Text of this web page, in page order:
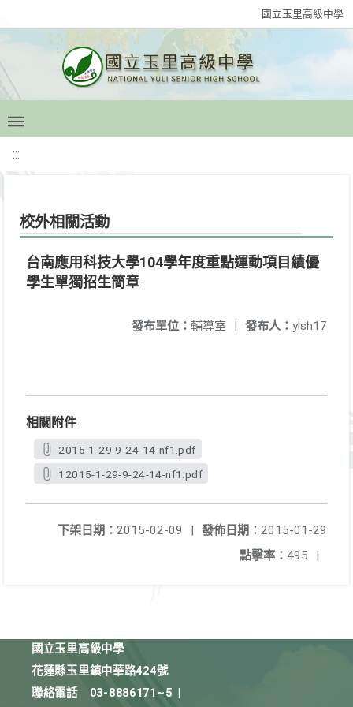
國立玉里高級中學
:::
校外相關活動
台南應用科技大學104學年度重點運動項目績優
學生單獨招生簡章
發布人： ylsh17
發布單位： 輔導室 |
相關附件
2015-1-29-9-24-14-nf1.pdf
12015-1-29-9-24-14-nf1.pdf
發佈日期： 2015-01-29
下架日期： 2015-02-09
|
點擊率： 495 |
國立玉里高級中學
花蓮縣玉里鎮中華路424號
聯絡電話
03-8886171~5